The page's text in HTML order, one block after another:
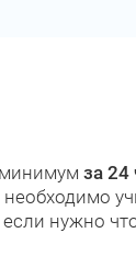
за 24
необходимо
нужно